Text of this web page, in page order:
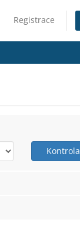
Registrace
Kontrola